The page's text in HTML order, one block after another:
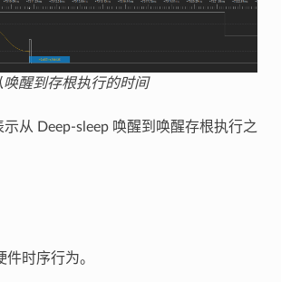
唤醒到存根执行的时间
示从 Deep-sleep 唤醒到唤醒存根执行之
时序行为。